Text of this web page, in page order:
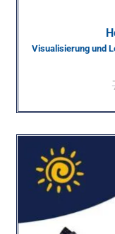
Visualisierung und